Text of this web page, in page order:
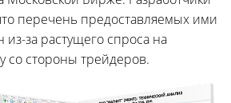
перечень предоставляемых ими
за растущего спроса на
со стороны трейдеров.